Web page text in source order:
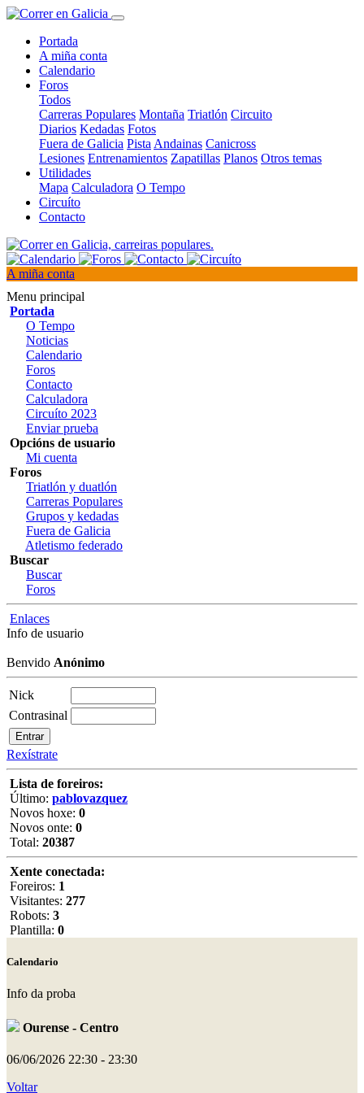
Portada
A miña conta
Calendario
Foros
Todos
Carreras Populares Montaña Triatlón Circuito
Diarios Kedadas Fotos
Fuera de Galicia Pista Andainas Canicross
Lesiones Entrenamientos Zapatillas Planos Otros temas
Utilidades
Mapa Calculadora O Tempo
Circuíto
Contacto
A miña conta
Menu principal
Portada
O Tempo
Noticias
Calendario
Foros
Contacto
Calculadora
Circuíto 2023
Enviar prueba
Opcións de usuario
Mi cuenta
Foros
Triatlón y duatlón
Carreras Populares
Grupos y kedadas
Fuera de Galicia
Atletismo federado
Buscar
Buscar
Foros
Enlaces
Info de usuario
Benvido Anónimo
Nick
Contrasinal
Rexístrate
Lista de foreiros:
Último: pablovazquez
Novos hoxe: 0
Novos onte: 0
Total: 20387
Xente conectada:
Foreiros: 1
Visitantes: 277
Robots: 3
Plantilla: 0
Calendario
Info da proba
Ourense - Centro
06/06/2026 22:30 - 23:30
Voltar